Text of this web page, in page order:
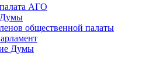
АГО
общественной палаты
Думы